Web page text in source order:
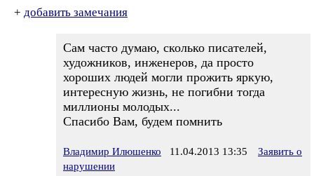
+ добавить замечания
Сам часто думаю, сколько писателей,
художников, инженеров, да просто
хороших людей могли прожить яркую,
интересную жизнь, не погибни тогда
миллионы молодых...
Спасибо Вам, будем помнить
Владимир Илюшенко 11.04.2013 13:35
Заявить о
нарушении